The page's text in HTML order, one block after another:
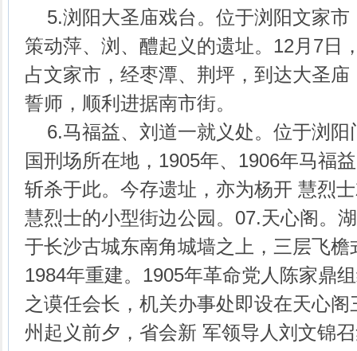
5.浏阳大圣庙戏台。位于浏阳文家市
策动萍、浏、醴起义的遗址。12月7日
占文家市，经枣潭、荆坪，到达大圣
誓师，顺利进据南市街。
6.马福益、刘道一就义处。位于浏阳
国刑场所在地，1905年、1906年马福
斩杀于此。今存遗址，亦为杨开 慧烈
慧烈士的小型街边公园。07.天心阁。
于长沙古城东南角城墙之上，三层飞
1984年重建。1905年革命党人陈家鼎
之谟任会长，机关办事处即设在天心
州起义前夕，省会新 军领导人刘文锦